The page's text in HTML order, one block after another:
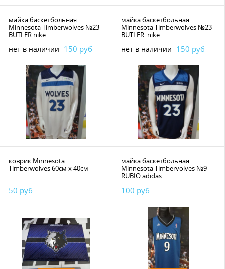
майка баскетбольная
Minnesota Timberwolves №23
BUTLER nike
нет в наличии
150 руб
майка баскетбольная
Minnesota Timberwolves №23
BUTLER. nike
нет в наличии
150 руб
коврик Minnesota
Timberwolves 60см х 40см
50 руб
майка баскетбольная
Minnesota Timbervolves №9
RUBIO adidas
100 руб